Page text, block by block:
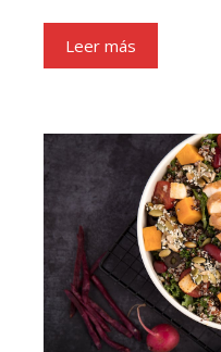
Leer más